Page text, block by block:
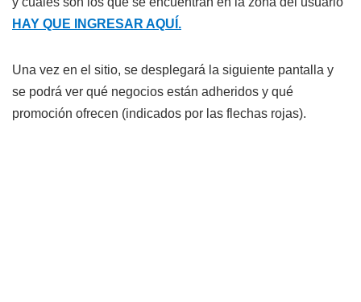
HAY QUE INGRESAR AQUÍ.
Una vez en el sitio, se desplegará la siguiente pantalla y
se podrá ver qué negocios están adheridos y qué
promoción ofrecen (indicados por las flechas rojas).